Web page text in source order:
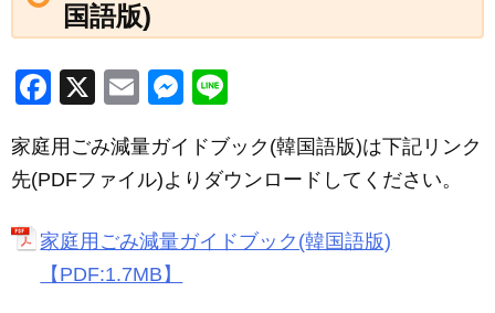
国語版)
F
c
e
b
o
X
E
ail
M
ss
e
n
g
e
家庭用ごみ減量ガイドブック(韓国語版)は下記リンク
先(PDFファイル)よりダウンロードしてください。
家庭用ごみ減量ガイドブック(韓国語版)
【PDF:1.7MB】